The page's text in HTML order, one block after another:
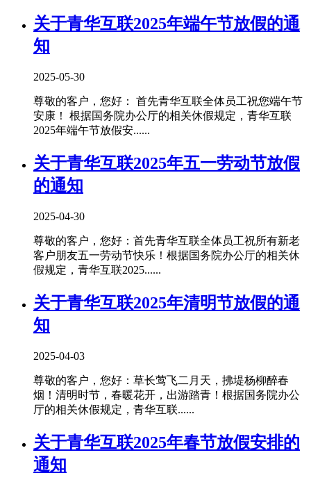
关于青华互联2025年端午节放假的通
知
2025-05-30
尊敬的客户，您好： 首先青华互联全体员工祝您端午节
安康！ 根据国务院办公厅的相关休假规定，青华互联
2025年端午节放假安......
关于青华互联2025年五一劳动节放假
的通知
2025-04-30
尊敬的客户，您好：首先青华互联全体员工祝所有新老
客户朋友五一劳动节快乐！根据国务院办公厅的相关休
假规定，青华互联2025......
关于青华互联2025年清明节放假的通
知
2025-04-03
尊敬的客户，您好：草长莺飞二月天，拂堤杨柳醉春
烟！清明时节，春暖花开，出游踏青！根据国务院办公
厅的相关休假规定，青华互联......
关于青华互联2025年春节放假安排的
通知